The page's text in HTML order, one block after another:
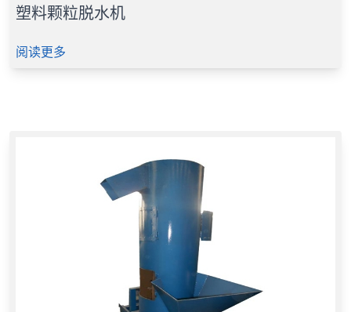
塑料颗粒脱水机
阅读更多